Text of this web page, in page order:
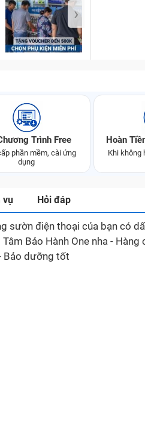
›
Trình Free
phần mềm, cài ứng
dụng
Hoàn
Khi không
vụ Hỏi đáp
sườn điện thoại của bạn có
Bảo Hành One nha -
Bảo dưỡng tốt